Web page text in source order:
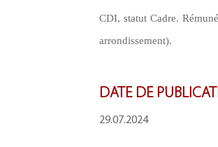
CDI, statut Cadre.
arrondissement).
DATE DE
29.07.2024